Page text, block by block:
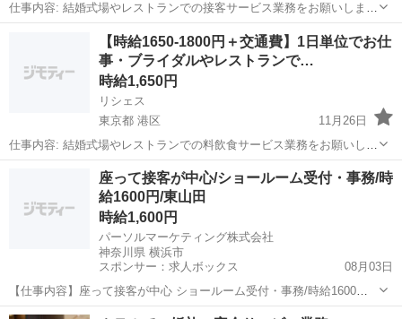
仕事内容: 結婚式場やレストランでの接客サービス業務をお願いしま
す。 キレイな会場や、レストランなどお仕事現場は自由に選択可能で
す！ 1日単位でお仕事できるから、空いた時間をスマートに活用★ 勤
務地：新潟県上...
結婚式場 カンタン
【時給1650-1800円＋交通費】1日単位でお仕
事・ブライダルやレストランで…
時給1,650円
リシェス
東京都 港区
11月26日
仕事内容: 結婚式場やレストランでの料飲食サービス業務をお願いしま
す。 キレイな会場や、レストランなどお仕事現場は自由に選択可能で
す！ 1日単位でお仕事できるから、空いた時間をスマートに活用★ 勤
務地：東京都...
結婚式場
座って接客が中心/ショールーム受付・事務/時
給1600円/東山田
時給1,600円
パーソルマーケティング株式会社
神奈川県 横浜市
スポンサー：求人ボックス
08月03日
【仕事内容】座って接客が中心 ショールーム受付・事務/時給1600
円/@東山田 高級車ショールームでの受付&事務サポートのお仕事!/ ・
アルバイト・パート